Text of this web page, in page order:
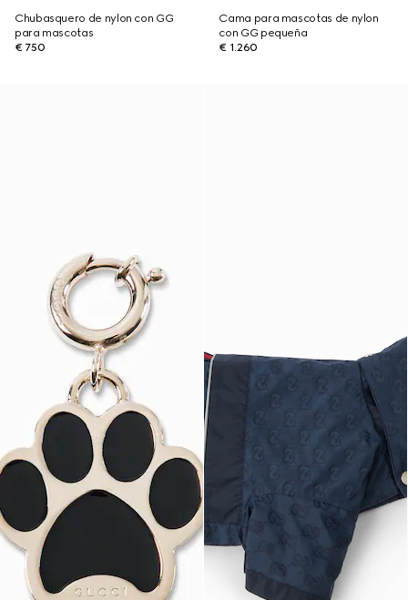
Chubasquero de nylon con GG
para mascotas
€ 750
Cama para mascotas de nylon
con GG pequeña
€ 1.260